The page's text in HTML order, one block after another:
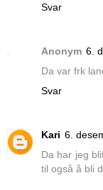
Svar
Anonym 6.
Da var frk
Svar
Kari 6.
Da har jeg
til også å bli